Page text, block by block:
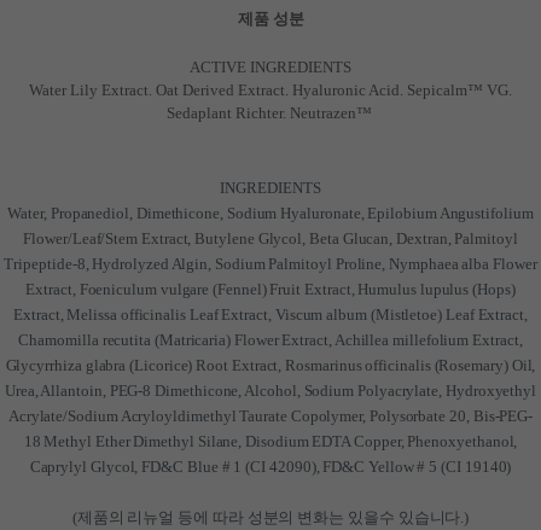
제품 성분
ACTIVE INGREDIENTS
Water Lily Extract. Oat Derived Extract. Hyaluronic Acid. Sepicalm™ VG.
Sedaplant Richter. Neutrazen™
INGREDIENTS
Water, Propanediol, Dimethicone, Sodium Hyaluronate, Epilobium Angustifolium
Flower/Leaf/Stem Extract, Butylene Glycol, Beta Glucan, Dextran, Palmitoyl
Tripeptide-8, Hydrolyzed Algin, Sodium Palmitoyl Proline, Nymphaea alba Flower
Extract, Foeniculum vulgare (Fennel) Fruit Extract, Humulus lupulus (Hops)
Extract, Melissa officinalis Leaf Extract, Viscum album (Mistletoe) Leaf Extract,
Chamomilla recutita (Matricaria) Flower Extract, Achillea millefolium Extract,
Glycyrrhiza glabra (Licorice) Root Extract, Rosmarinus officinalis (Rosemary) Oil,
Urea, Allantoin, PEG-8 Dimethicone, Alcohol, Sodium Polyacrylate, Hydroxyethyl
Acrylate/Sodium Acryloyldimethyl Taurate Copolymer, Polysorbate 20, Bis-PEG-
18 Methyl Ether Dimethyl Silane, Disodium EDTA Copper, Phenoxyethanol,
Caprylyl Glycol, FD&C Blue # 1 (CI 42090), FD&C Yellow # 5 (CI 19140)
(제품의 리뉴얼 등에 따라 성분의 변화는 있을수 있습니다.)